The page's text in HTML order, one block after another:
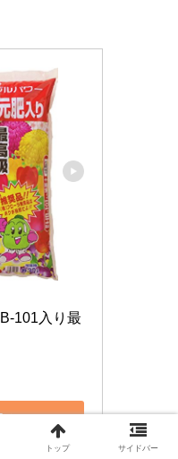
入り最
る
トップ サイドバー